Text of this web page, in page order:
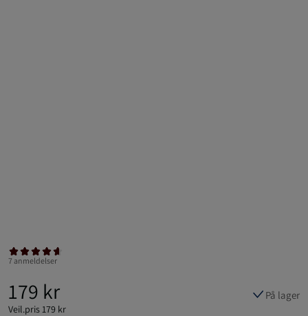
7 anmeldelser
179 kr
Veil.pris 179 kr
På lager